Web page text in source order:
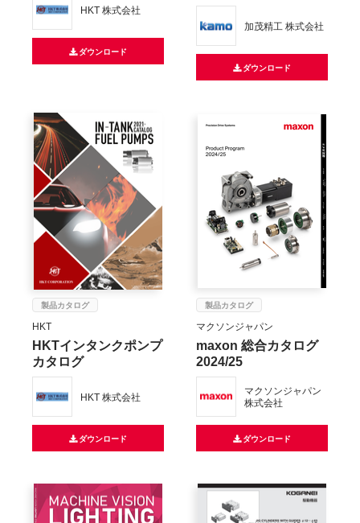
HKT 株式会社
ダウンロード
加茂精工 株式会社
ダウンロード
製品カタログ
HKT
HKTインタンクポンプ
カタログ
HKT 株式会社
ダウンロード
製品カタログ
マクソンジャパン
maxon 総合カタログ
2024/25
マクソンジャパン
株式会社
ダウンロード